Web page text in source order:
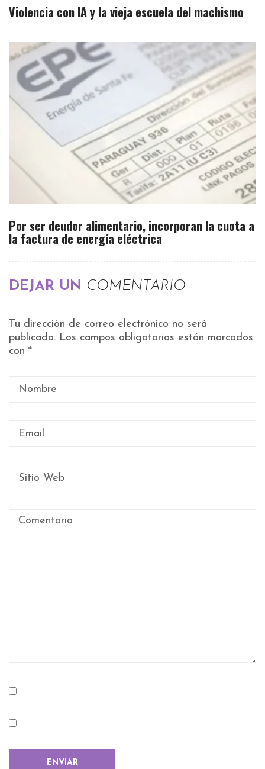
Violencia con IA y la vieja escuela del machismo
Por ser deudor alimentario, incorporan la cuota a
la factura de energía eléctrica
DEJAR UN COMENTARIO
Tu dirección de correo electrónico no será
publicada. Los campos obligatorios están marcados
con *